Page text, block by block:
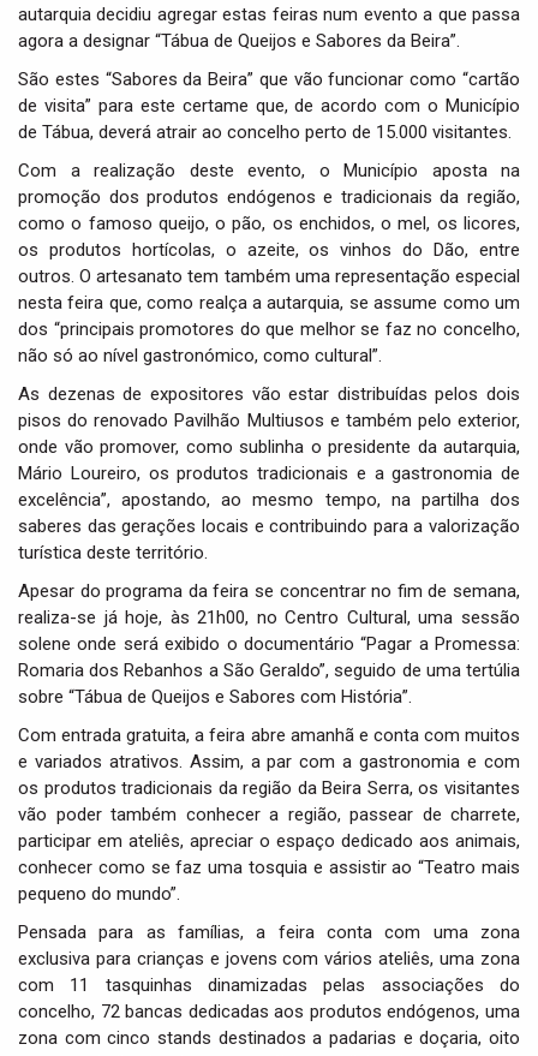
autarquia decidiu agregar estas feiras num evento a que passa
agora a designar “Tábua de Queijos e Sabores da Beira”.
São estes “Sabores da Beira” que vão funcionar como “cartão
de visita” para este certame que, de acordo com o Município
de Tábua, deverá atrair ao concelho perto de 15.000 visitantes.
Com a realização deste evento, o Município aposta na
promoção dos produtos endógenos e tradicionais da região,
como o famoso queijo, o pão, os enchidos, o mel, os licores,
os produtos hortícolas, o azeite, os vinhos do Dão, entre
outros. O artesanato tem também uma representação especial
nesta feira que, como realça a autarquia, se assume como um
dos “principais promotores do que melhor se faz no concelho,
não só ao nível gastronómico, como cultural”.
As dezenas de expositores vão estar distribuídas pelos dois
pisos do renovado Pavilhão Multiusos e também pelo exterior,
onde vão promover, como sublinha o presidente da autarquia,
Mário Loureiro, os produtos tradicionais e a gastronomia de
excelência”, apostando, ao mesmo tempo, na partilha dos
saberes das gerações locais e contribuindo para a valorização
turística deste território.
Apesar do programa da feira se concentrar no fim de semana,
realiza-se já hoje, às 21h00, no Centro Cultural, uma sessão
solene onde será exibido o documentário “Pagar a Promessa:
Romaria dos Rebanhos a São Geraldo”, seguido de uma tertúlia
sobre “Tábua de Queijos e Sabores com História”.
Com entrada gratuita, a feira abre amanhã e conta com muitos
e variados atrativos. Assim, a par com a gastronomia e com
os produtos tradicionais da região da Beira Serra, os visitantes
vão poder também conhecer a região, passear de charrete,
participar em ateliês, apreciar o espaço dedicado aos animais,
conhecer como se faz uma tosquia e assistir ao “Teatro mais
pequeno do mundo”.
Pensada para as famílias, a feira conta com uma zona
exclusiva para crianças e jovens com vários ateliês, uma zona
com 11 tasquinhas dinamizadas pelas associações do
concelho, 72 bancas dedicadas aos produtos endógenos, uma
zona com cinco stands destinados a padarias e doçaria, oito